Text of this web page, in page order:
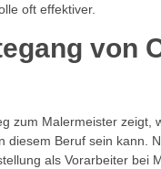
oft effektiver.
von
zum Malermeister zeigt,
diesem Beruf sein kann.
als Vorarbeiter bei